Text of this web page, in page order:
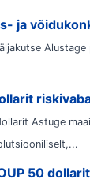
ja
Astuge
50